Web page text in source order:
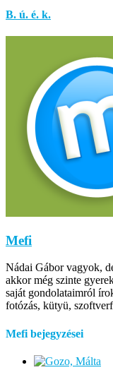
B. ú. é. k.
Mefi
Nádai Gábor vagyok,
akkor még szinte
saját gondolataimról
fotózás, kütyü,
Mefi bejegyzései